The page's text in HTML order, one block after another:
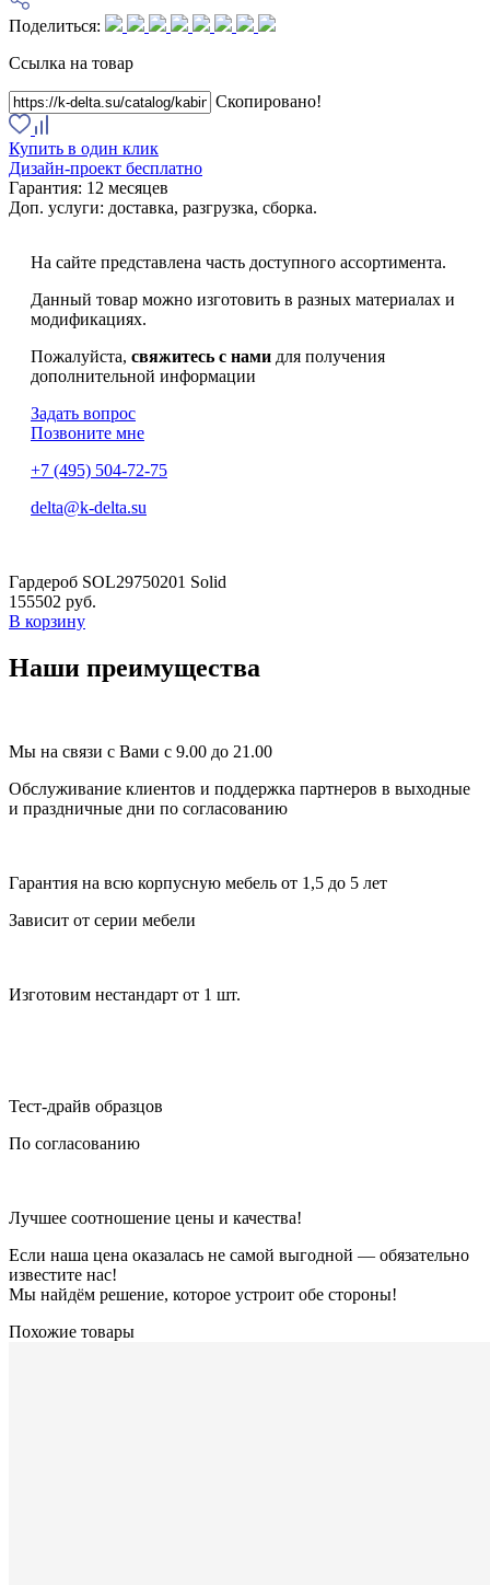
Поделиться:
Ссылка на товар
Скопировано!
Купить в один клик
Дизайн-проект бесплатно
Гарантия: 12 месяцев
Доп. услуги: доставка, разгрузка, сборка.
На сайте представлена часть доступного ассортимента.
Данный товар можно изготовить в разных материалах и
модификациях.
Пожалуйста, свяжитесь с нами для получения
дополнительной информации
Задать вопрос
Позвоните мне
+7 (495) 504-72-75
delta@k-delta.su
Гардероб SOL29750201 Solid
155502 руб.
В корзину
Наши преимущества
Мы на связи с Вами с 9.00 до 21.00
Обслуживание клиентов и поддержка партнеров в выходные
и праздничные дни по согласованию
Гарантия на всю корпусную мебель от 1,5 до 5 лет
Зависит от серии мебели
Изготовим нестандарт от 1 шт.
Тест-драйв образцов
По согласованию
Лучшее соотношение цены и качества!
Если наша цена оказалась не самой выгодной — обязательно
известите нас!
Мы найдём решение, которое устроит обе стороны!
Похожие товары